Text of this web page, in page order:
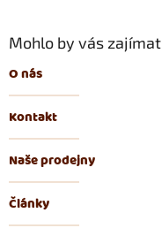
Mohlo by vás zajímat
O nás
Kontakt
Naše prodejny
Články